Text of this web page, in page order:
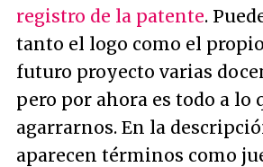
registro de la patente.
tanto el logo como el
futuro proyecto varias
pero por ahora es todo a lo
agarrarnos. En la
aparecen términos como